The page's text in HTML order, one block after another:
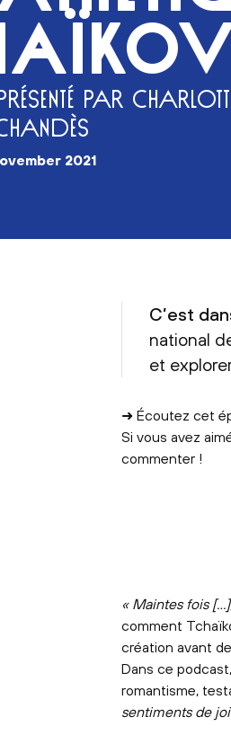
PAR
2021
C’est
national
et
➜ Écoutez cet
Si vous avez
commenter !
« Maintes fois
comment
création avant
Dans ce
romantisme,
sentiments de